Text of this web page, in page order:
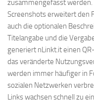
zusammengefasst
Screenshots erweitert den
auch die optionalen
Titelangabe und die
generiert nLinkt.it einen
das veränderte
werden immer häufiger in
sozialen Netzwerken
Links wachsen schnell zu